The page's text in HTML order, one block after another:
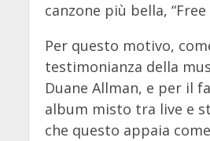
canzone più bella, “Free
Per questo motivo,
testimonianza della
Duane Allman, e per il
album misto tra live e
che questo appaia